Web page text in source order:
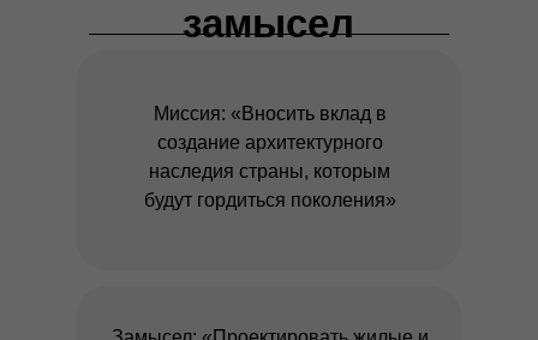
замысел
Миссия: «Вносить вклад в
создание архитектурного
наследия страны, которым
будут гордиться поколения»